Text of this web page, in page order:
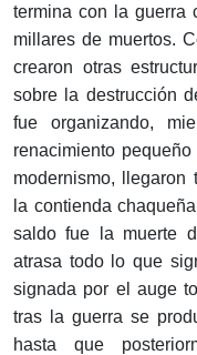
termina con la guerra
millares de muertos.
crearon otras
sobre la destrucción
fue organizando,
renacimiento
modernismo, llegaron
la contienda
saldo fue la muerte
atrasa todo lo que
signada por el auge
tras la guerra se
hasta que